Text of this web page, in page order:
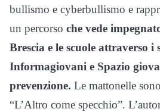
bullismo e cyberbullismo e
un percorso che vede
Brescia e le scuole attraverso i
Informagiovani e Spazio
prevenzione. Le mattonelle
“L’Altro come specchio”.